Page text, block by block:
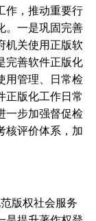
作，推动重要行
。一是巩固完善
机关使用正版软
完善软件正版化
用管理、日常检
正版化工作日常
一步加强督促检
核评价体系，加
版权社会服务